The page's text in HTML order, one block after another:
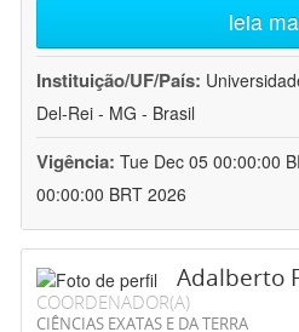
leia
Instituição/UF/País:
Del-Rei - MG - Brasil
Vigência: Tue Dec 05 00:00:00
00:00:00 BRT 2026
Adalberto
COORDENADOR(A)
CIÊNCIAS EXATAS E DA TERRA